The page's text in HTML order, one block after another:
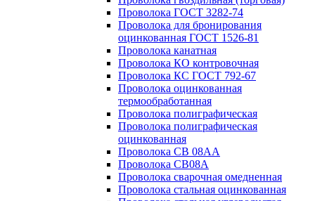
Проволока ГОСТ 3282-74
Проволока для бронирования
оцинкованная ГОСТ 1526-81
Проволока канатная
Проволока КО контровочная
Проволока КС ГОСТ 792-67
Проволока оцинкованная
термообработанная
Проволока полиграфическая
Проволока полиграфическая
оцинкованная
Проволока СВ 08АА
Проволока СВ08А
Проволока сварочная омедненная
Проволока стальная оцинкованная